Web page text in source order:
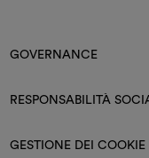
GOVERNANCE
RESPONSABILITÀ
GESTIONE DEI COOKIE